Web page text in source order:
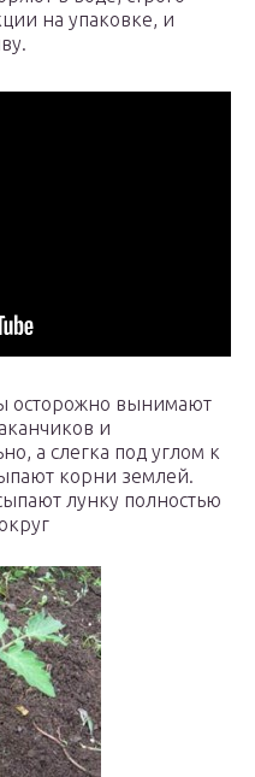
на упаковке, и
осторожно вынимают
и
а слегка под углом к
корни землей.
лунку полностью